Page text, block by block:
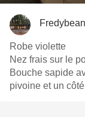
Robe violette
Nez frais sur le
Bouche sapide
pivoine et un